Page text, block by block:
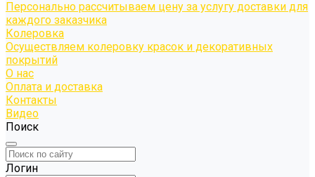
Персонально рассчитываем цену за услугу доставки для
каждого заказчика
Колеровка
Осуществляем колеровку красок и декоративных
покрытий
О нас
Оплата и доставка
Контакты
Видео
Поиск
Логин